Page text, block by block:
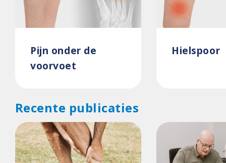
Pijn onder de
voorvoet
Hielspoor
Recente publicaties